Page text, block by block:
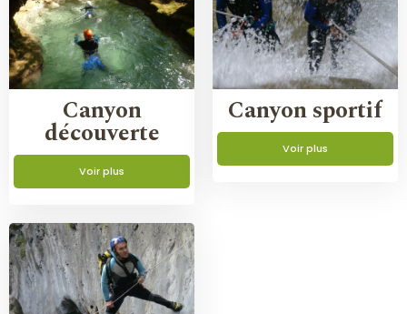
Canyon
découverte
Voir plus
Canyon sportif
Voir plus